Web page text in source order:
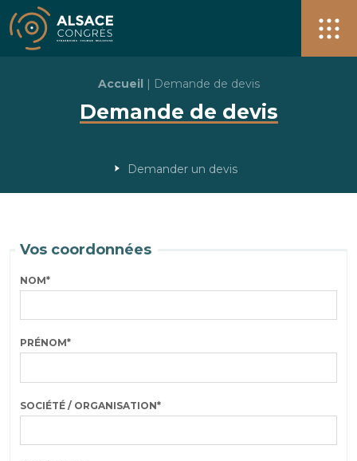
Alsace Congrès + de 40 salles pour vos événements à
Accueil| Demande de devis
Demande de devis
Demander un devis
Vos coordonnées
NOM*
PRÉNOM*
SOCIÉTÉ / ORGANISATION*